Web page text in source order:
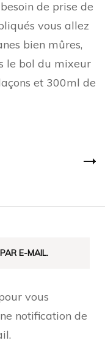
de prise de
vous allez
bien mûres,
le bol du mixeur
et 300ml de
E-MAIL.
vous
notification de